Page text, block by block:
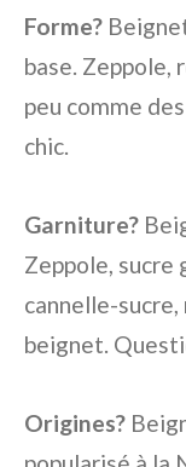
Forme?
base. Zeppole,
peu comme
chic.
Garniture?
Zeppole, sucre
cannelle-
beignet.
Origines?